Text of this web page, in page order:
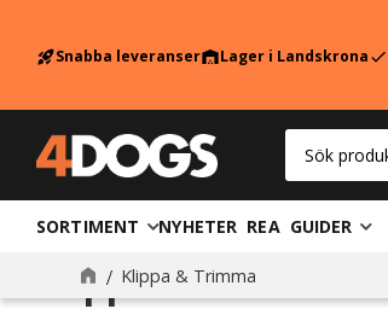
rocket_launchSnabba leveranserwarehouseLager i Landskronacheck
SORTIMENT NYHETER REA GUIDER
Klippa & Trimma
Klippa & Trimma